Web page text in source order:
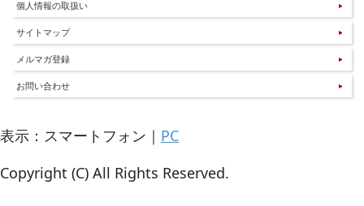
個人情報の取扱い
サイトマップ
メルマガ登録
お問い合わせ
表示：スマートフォン｜ PC
Copyright (C) All Rights Reserved.